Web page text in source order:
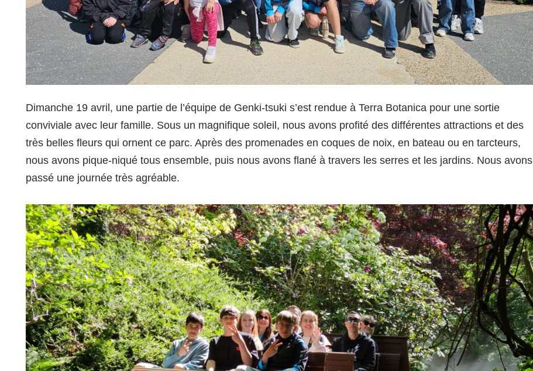
Dimanche 19 avril, une partie de l’équipe de Genki-tsuki s’est rendue à Terra Botanica pour une sortie
conviviale avec leur famille. Sous un magnifique soleil, nous avons profité des différentes attractions et des
très belles fleurs qui ornent ce parc. Après des promenades en coques de noix, en bateau ou en tarcteurs,
nous avons pique-niqué tous ensemble, puis nous avons flané à travers les serres et les jardins. Nous avons
passé une journée très agréable.